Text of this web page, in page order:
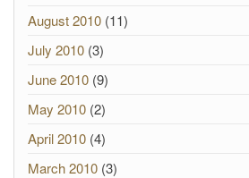
August 2010 (11)
July 2010 (3)
June 2010 (9)
May 2010 (2)
April 2010 (4)
March 2010 (3)